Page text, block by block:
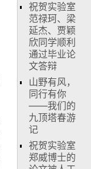
祝贺实验室
范禄珂、梁
延杰、贾颖
欣同学顺利
通过毕业论
文答辩
山野有风，
同行有你
——我们的
九顶塔春游
记
祝贺实验室
郑威博士的